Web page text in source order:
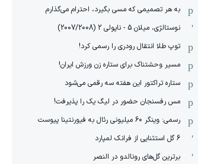
به هر تصمیمی که مسی بگیرد، احترام می‌گذارم
نوستالژی، میلان 5 - ناپولی 2 (2007/2008)
توپ طلا انتقال رودری را رسمی کرد!
مسیر وحشتناک برای ستاره زن ورزش ایران!
ستاره تراکتور این هفته سه رقمی می‌شود
مس رفسنجان حضور در لیگ یک را پذیرفت!
رسمی: وینگر 60 میلیونی رئال به فیورنتینا پیوست
6 گل استثنایی از فرانک لمپارد
برترین گل‌های رونالدو در النصر